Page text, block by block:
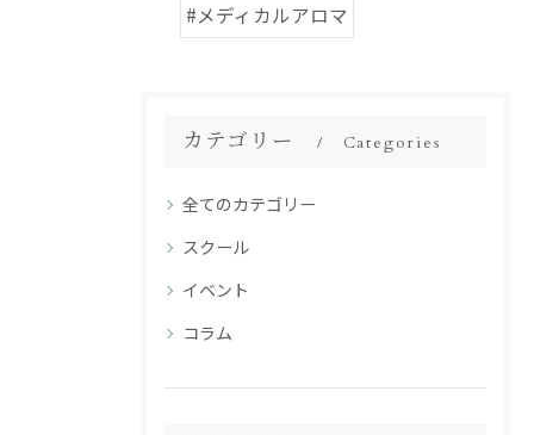
#メディカルアロマ
カテゴリー Categories
全てのカテゴリー
スクール
イベント
コラム